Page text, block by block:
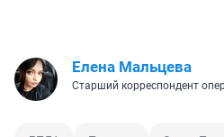
Елена Мальцева
Старший корреспондент